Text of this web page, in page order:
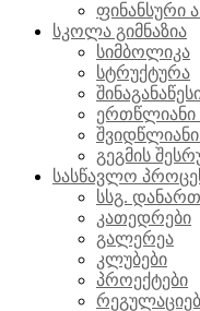
ფინანსური
სკოლა გიმნაზია
სიმბოლიკა
სტრუქტურა
ერთწლიანი
გეგმის
სასწავლო
სსგ.
კათედრები
გალერეა
კლუბები
პროექტები